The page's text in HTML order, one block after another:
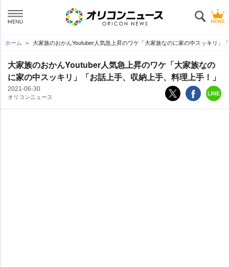
ホーム 大家族のおかんYoutuber人気急上昇のワケ「大家族なのに家の中スッキリ」
大家族のおかんYoutuber人気急上昇のワケ「大家族なの
に家の中スッキリ」「お話上手、収納上手、料理上手！」
2021-06-30
オリコンニュース